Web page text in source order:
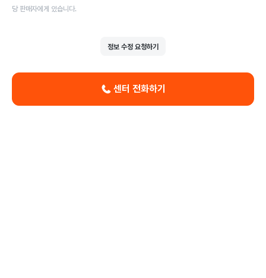
당 판매자에게 있습니다.
정보 수정 요청하기
센터 전화하기